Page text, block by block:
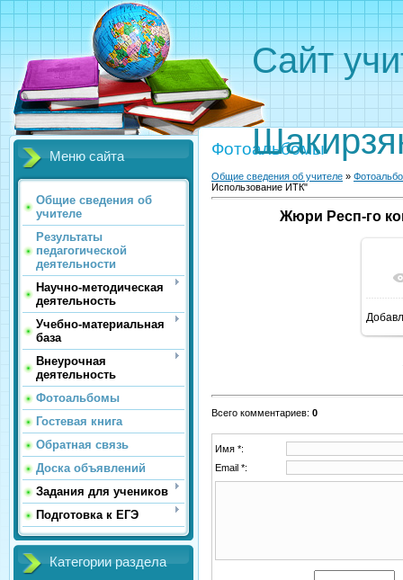
Сайт
Меню сайта
Общие сведения об
учителе
Результаты
педагогической
деятельности
Научно-методическая
деятельность
Учебно-материальная
база
Внеурочная
деятельность
Фотоальбомы
Гостевая книга
Обратная связь
Доска объявлений
Задания для учеников
Подготовка к ЕГЭ
Категории раздела
Фотоальбомы
Общие сведения об учителе »
Использование ИТК"
Жюри Респ-го
Всего комментариев: 0
Имя *:
Email *: